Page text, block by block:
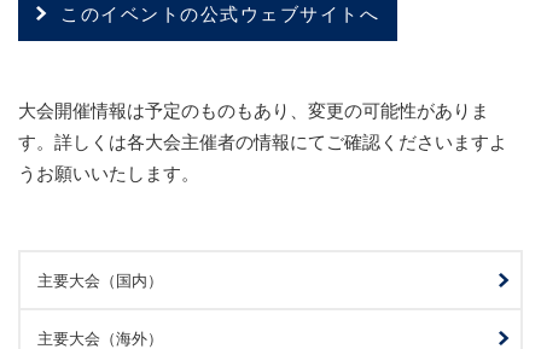
このイベントの公式ウェブサイトへ
大会開催情報は予定のものもあり、変更の可能性がありま
す。詳しくは各大会主催者の情報にてご確認くださいますよ
うお願いいたします。
主要大会（国内）
主要大会（海外）